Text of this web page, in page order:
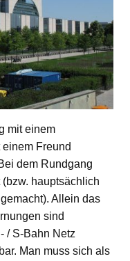
mit einem
Freund
dem Rundgang
hauptsächlich
Allein das
sind
/ S-Bahn Netz
Man muss sich als